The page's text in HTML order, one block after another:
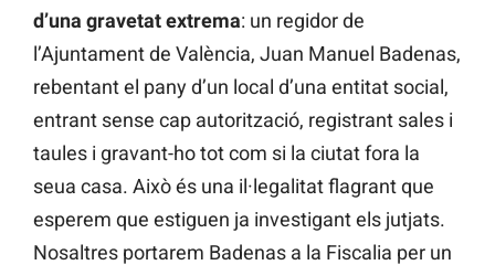
d’una gravetat extrema: un regidor de
l’Ajuntament de València, Juan Manuel Badenas,
rebentant el pany d’un local d’una entitat social,
entrant sense cap autorització, registrant sales i
taules i gravant-ho tot com si la ciutat fora la
seua casa. Això és una il·legalitat flagrant que
esperem que estiguen ja investigant els jutjats.
Nosaltres portarem Badenas a la Fiscalia per un